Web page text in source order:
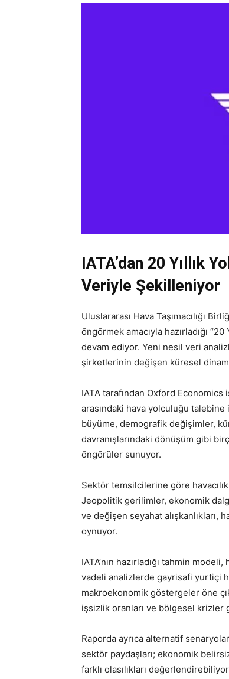
IATA’dan 20 Yıllık
Veriyle Şekilleniyor
Uluslararası Hava Taşımacılığı
öngörmek amacıyla hazırladığı
devam ediyor. Yeni nesil veri
şirketlerinin değişen küresel
IATA tarafından Oxford
arasındaki hava yolculuğu
büyüme, demografik değişimler,
davranışlarındaki dönüşüm gibi
öngörüler sunuyor.
Sektör temsilcilerine göre
Jeopolitik gerilimler, ekonomik
ve değişen seyahat alışkanlıkları,
oynuyor.
IATA’nın hazırladığı tahmin
vadeli analizlerde gayrisafi yurtiçi
makroekonomik göstergeler öne
işsizlik oranları ve bölgesel krizler
Raporda ayrıca alternatif
sektör paydaşları; ekonomik
farklı olasılıkları